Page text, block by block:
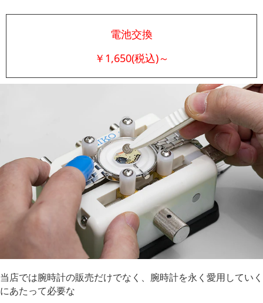
電池交換
￥1,650(税込)～
当店では腕時計の販売だけでなく、腕時計を永く愛用していく
にあたって必要な